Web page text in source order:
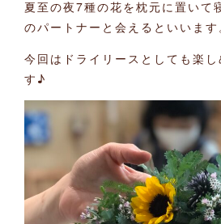
夏至の夜7種の花を枕元に置いて
のパートナーと会えるといいます
今回はドライリースとしても楽
す♪